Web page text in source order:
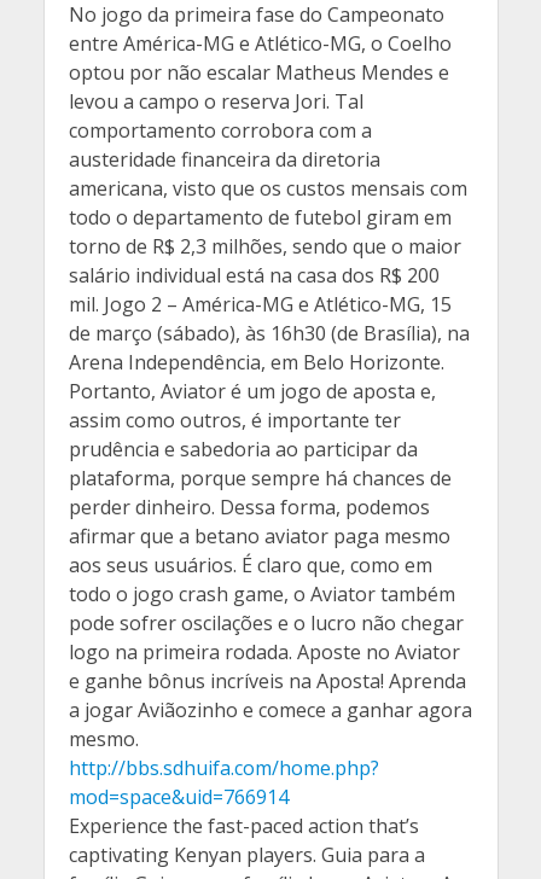
No jogo da primeira fase do Campeonato
entre América-MG e Atlético-MG, o Coelho
optou por não escalar Matheus Mendes e
levou a campo o reserva Jori. Tal
comportamento corrobora com a
austeridade financeira da diretoria
americana, visto que os custos mensais com
todo o departamento de futebol giram em
torno de R$ 2,3 milhões, sendo que o maior
salário individual está na casa dos R$ 200
mil. Jogo 2 – América-MG e Atlético-MG, 15
de março (sábado), às 16h30 (de Brasília), na
Arena Independência, em Belo Horizonte.
Portanto, Aviator é um jogo de aposta e,
assim como outros, é importante ter
prudência e sabedoria ao participar da
plataforma, porque sempre há chances de
perder dinheiro. Dessa forma, podemos
afirmar que a betano aviator paga mesmo
aos seus usuários. É claro que, como em
todo o jogo crash game, o Aviator também
pode sofrer oscilações e o lucro não chegar
logo na primeira rodada. Aposte no Aviator
e ganhe bônus incríveis na Aposta! Aprenda
a jogar Aviãozinho e comece a ganhar agora
mesmo.
http://bbs.sdhuifa.com/home.php?
mod=space&uid=766914
Experience the fast-paced action that’s
captivating Kenyan players. Guia para a